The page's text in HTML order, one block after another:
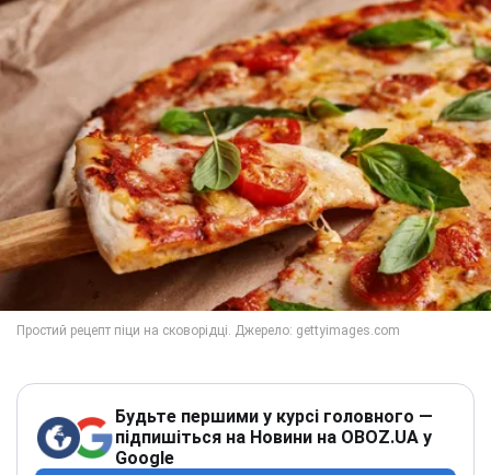
Будьте першими у курсі головного —
підпишіться на Новини на OBOZ.UA у
Google